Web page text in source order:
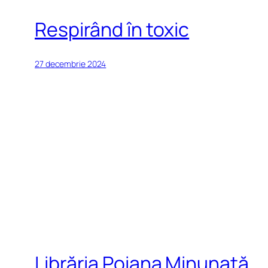
Respirând în toxic
27 decembrie 2024